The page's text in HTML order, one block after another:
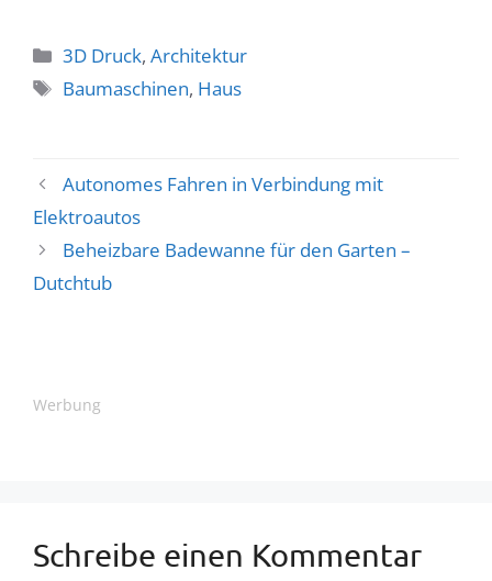
Kategorien
3D Druck,Architektur
Schlagwörter
Baumaschinen, Haus
Autonomes Fahren in Verbindung mit
Elektroautos
Beheizbare Badewanne für den Garten –
Dutchtub
Werbung
Schreibe einen Kommentar